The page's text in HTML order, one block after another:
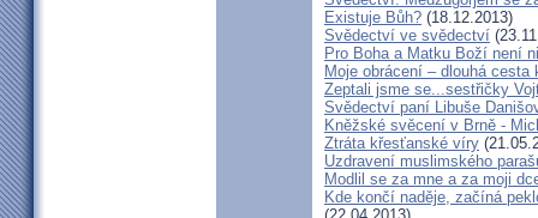
Existuje Bůh? (18.12.2013)
Svědectví ve svědectví
Pro Boha a Matku Boží není
Moje obrácení – dlouhá cesta
Zeptali jsme se...sestřičky
Svědectví paní Libuše
Kněžské svěcení v Brně -
Ztráta křesťanské víry
Uzdravení muslimského
Modlil se za mne a za moji
Kde končí naděje, začíná